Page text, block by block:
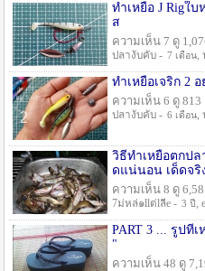
ทำเหยื่อ J Rigใ
ส
ความเห็น 7 ดู
ปลางับคับ - 7 เดือน,
ทำเหยื่อเจริก 2
ความเห็น 6 ดู 813
ปลางับคับ - 6 เดือน,
วิธีทำเหยื่อตกป
ดแน่นอน เด็ดจริ
ความเห็น 8 ดู
7ม่หล่๑llต่lลีe - 3 ปี ,
PART 3 ... รูปที่
"
ความเห็น 48 ดู